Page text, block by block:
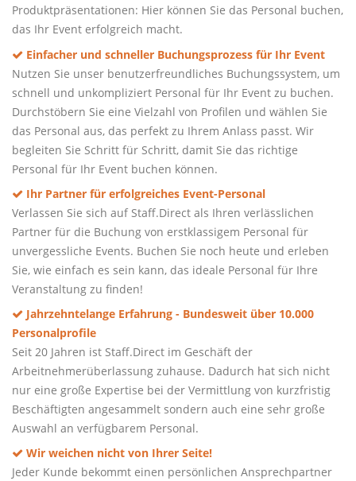
Produktpräsentationen: Hier können Sie das Personal buchen,
das Ihr Event erfolgreich macht.
Einfacher und schneller Buchungsprozess für Ihr Event
Nutzen Sie unser benutzerfreundliches Buchungssystem, um
schnell und unkompliziert Personal für Ihr Event zu buchen.
Durchstöbern Sie eine Vielzahl von Profilen und wählen Sie
das Personal aus, das perfekt zu Ihrem Anlass passt. Wir
begleiten Sie Schritt für Schritt, damit Sie das richtige
Personal für Ihr Event buchen können.
Ihr Partner für erfolgreiches Event-Personal
Verlassen Sie sich auf Staff.Direct als Ihren verlässlichen
Partner für die Buchung von erstklassigem Personal für
unvergessliche Events. Buchen Sie noch heute und erleben
Sie, wie einfach es sein kann, das ideale Personal für Ihre
Veranstaltung zu finden!
Jahrzehntelange Erfahrung - Bundesweit über 10.000
Personalprofile
Seit 20 Jahren ist Staff.Direct im Geschäft der
Arbeitnehmerüberlassung zuhause. Dadurch hat sich nicht
nur eine große Expertise bei der Vermittlung von kurzfristig
Beschäftigten angesammelt sondern auch eine sehr große
Auswahl an verfügbarem Personal.
Wir weichen nicht von Ihrer Seite!
Jeder Kunde bekommt einen persönlichen Ansprechpartner